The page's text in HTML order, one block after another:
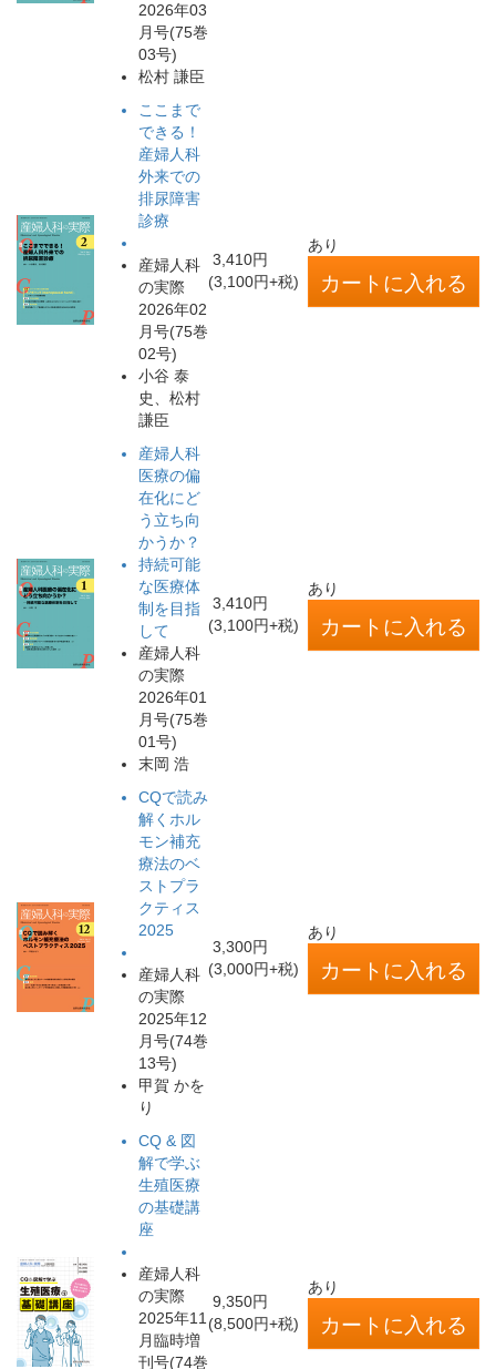
2026年03
月号(75巻
03号)
松村 謙臣
ここまで
できる！
産婦人科
外来での
排尿障害
診療
産婦人科
の実際
2026年02
月号(75巻
02号)
小谷 泰
史、松村
謙臣
3,410円
(3,100円+税)
あり
産婦人科
医療の偏
在化にど
う立ち向
かうか？
持続可能
な医療体
制を目指
して
産婦人科
の実際
2026年01
月号(75巻
01号)
末岡 浩
3,410円
(3,100円+税)
あり
CQで読み
解くホル
モン補充
療法のベ
ストプラ
クティス
2025
産婦人科
の実際
2025年12
月号(74巻
13号)
甲賀 かを
り
3,300円
(3,000円+税)
あり
CQ & 図
解で学ぶ
生殖医療
の基礎講
座
産婦人科
の実際
2025年11
月臨時増
刊号(74巻
9,350円
(8,500円+税)
あり